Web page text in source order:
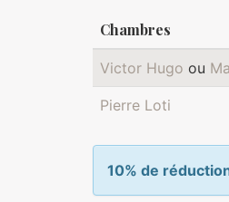
Chambres
Victor Hugo ou
Pierre Loti
10% de